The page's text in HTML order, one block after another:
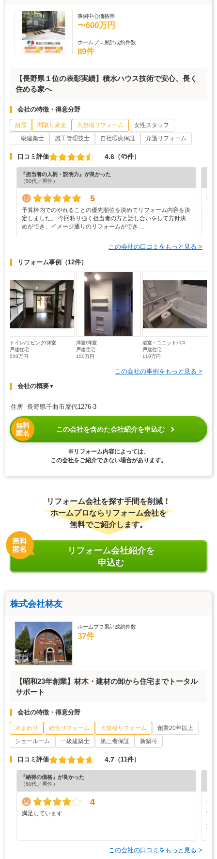
事例中心価格帯
〜600万円
ホームプロ累計成約件数
89件
【長野県１位の表彰実績】積水ハウス技術で安心、長く
住める家へ
会社の特徴・得意分野
耐震 間取り変更 大規模リフォーム
女性スタッフ
一級建築士
施工管理技士 自社瑕疵保証 介護リフォーム
口コミ評価 4.6 （45件）
『担当者の人柄・説明力』が良かった
（50代／男性）
5
予算枠内でのやれることの優先順位を決めてリフォーム内容を決
定しました。 今回粘り強く担当者の方と話し合いをして方針決
めができ、イメージ通りのリフォームができ…
多
この会社の口コミをもっと見る >
リフォーム事例 （12件）
トイレ/リビング/洋室
戸建住宅
550万円
洋室/洋室
戸建住宅
150万円
浴室・ユニットバス
戸建住宅
119万円
この会社の事例をもっと見る >
会社の概要▼
住所 長野県千曲市屋代1276-3
無料
匿名
この会社を含めた会社紹介を申込む
※リフォーム内容によっては、
この会社をご紹介できない場合があります。
リフォーム会社を探す手間を削減！
ホームプロならリフォーム会社を
無料でご紹介します。
リフォーム会社紹介を
申込む
株式会社林友
ホームプロ累計成約件数
37件
【昭和23年創業】材木・建材の卸から住宅までトータル
サポート
会社の特徴・得意分野
水まわり 総合リフォーム 大規模リフォーム
創業20年以上
ショールーム
一級建築士 第三者保証 新築可
口コミ評価 4.7 （11件）
『納得の価格』が良かった
（60代／男性）
4
満足しています
営
す
この会社の口コミをもっと見る >